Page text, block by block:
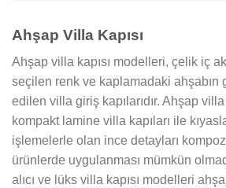
Ahşap Villa Kapısı
Ahşap villa kapısı modelleri, çelik iç
seçilen renk ve kaplamadaki ahşabın
edilen villa giriş kapılarıdır. Ahşap
kompakt lamine villa kapıları ile
işlemelerle olan ince detayları
ürünlerde uygulanması mümkün
alıcı ve lüks villa kapısı modelleri